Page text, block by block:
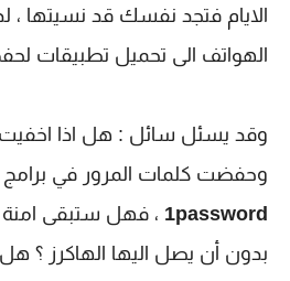
الايام فتجد نفسك قد نسيتها ،
الهواتف الى تحميل تطبيقات
وقد يسئل سائل : هل اذا اخفيت
وحفضت كلمات المرور في
1password ، فهل ستبقى
بدون أن يصل اليها الهاكرز ؟